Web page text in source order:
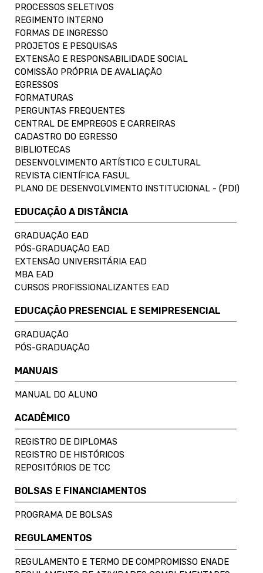
PROCESSOS SELETIVOS
REGIMENTO INTERNO
FORMAS DE INGRESSO
PROJETOS E PESQUISAS
EXTENSÃO E RESPONSABILIDADE SOCIAL
COMISSÃO PRÓPRIA DE AVALIAÇÃO
EGRESSOS
FORMATURAS
PERGUNTAS FREQUENTES
CENTRAL DE EMPREGOS E CARREIRAS
CADASTRO DO EGRESSO
BIBLIOTECAS
DESENVOLVIMENTO ARTÍSTICO E CULTURAL
REVISTA CIENTÍFICA FASUL
PLANO DE DESENVOLVIMENTO INSTITUCIONAL - (PDI)
EDUCAÇÃO A DISTÂNCIA
GRADUAÇÃO EAD
PÓS-GRADUAÇÃO EAD
EXTENSÃO UNIVERSITÁRIA EAD
MBA EAD
CURSOS PROFISSIONALIZANTES EAD
EDUCAÇÃO PRESENCIAL E SEMIPRESENCIAL
GRADUAÇÃO
PÓS-GRADUAÇÃO
MANUAIS
MANUAL DO ALUNO
ACADÊMICO
REGISTRO DE DIPLOMAS
REGISTRO DE HISTÓRICOS
REPOSITÓRIOS DE TCC
BOLSAS E FINANCIAMENTOS
PROGRAMA DE BOLSAS
REGULAMENTOS
REGULAMENTO E TERMO DE COMPROMISSO ENADE